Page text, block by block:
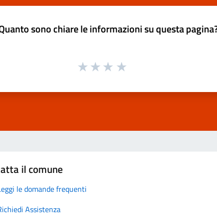
sono chiare le informazioni su questa
il comune
le domande frequenti
Assistenza